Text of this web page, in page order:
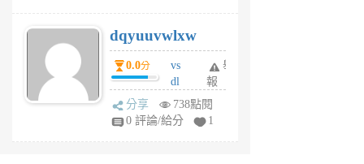
6
個
月
前
dqyuuvwlxw
0.0分
vs
dl
sq
fy
舉
報
分享
738點閱
0 評論/給分
1